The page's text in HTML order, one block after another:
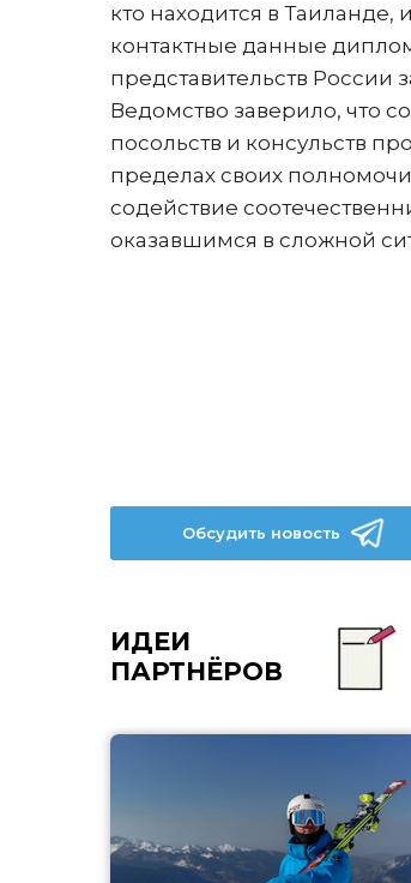
кто находится в Таиланде,
контактные данные
представительств России
Ведомство заверило, что
посольств и консульств
пределах своих
содействие
оказавшимся в сложной
Обсудить новость
ИДЕИ
ПАРТНЁРОВ